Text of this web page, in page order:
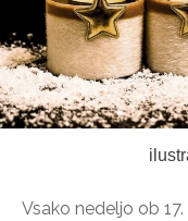
Vsako nedeljo ob